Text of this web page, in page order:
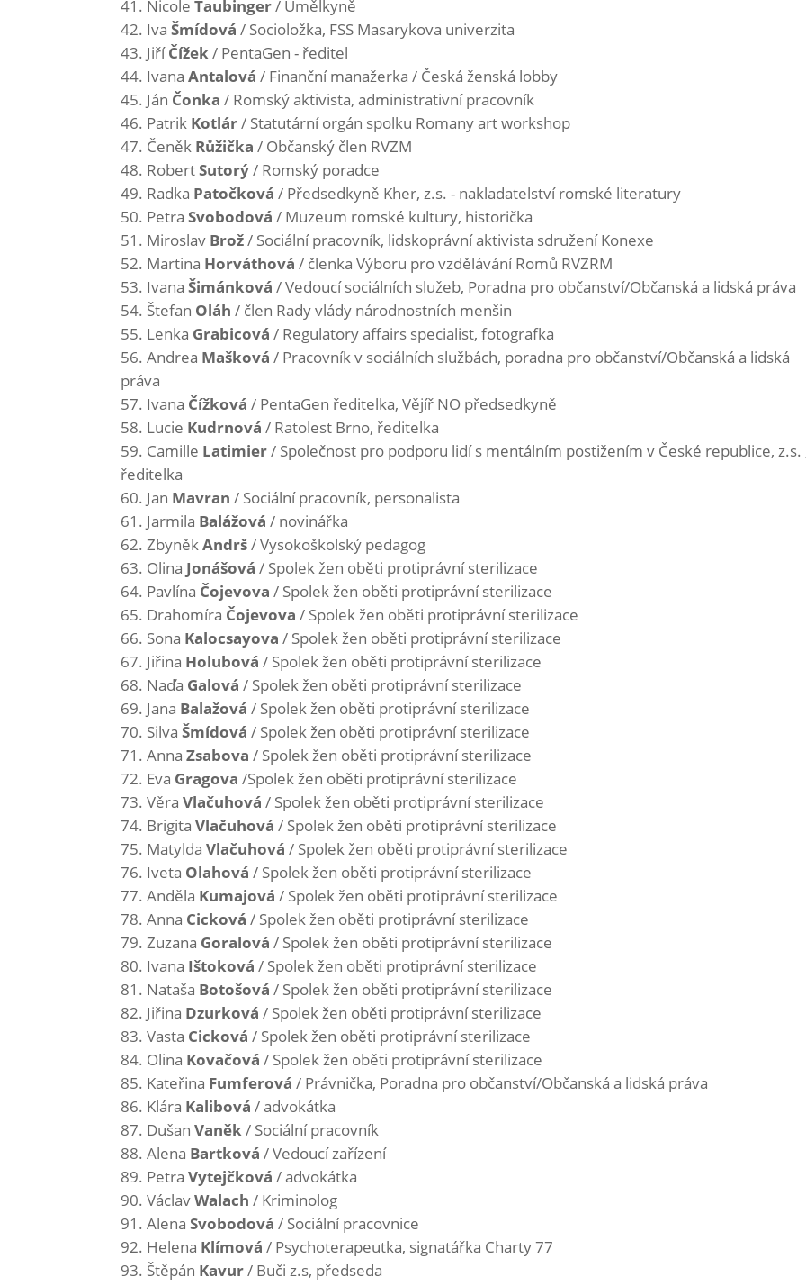
NicoleTaubinger/ Umělkyně
IvaŠmídová / Socioložka, FSS Masarykova univerzita
JiříČížek/ PentaGen - ředitel
IvanaAntalová / Finanční manažerka / Česká ženská lobby
Ján Čonka / Romský aktivista, administrativní pracovník
Patrik Kotlár/ Statutární orgán spolku Romany art workshop
Čeněk Růžička / Občanský člen RVZM
RobertSutorý/ Romský poradce
Radka Patočková / Předsedkyně Kher, z.s. - nakladatelství romské literatury
PetraSvobodová / Muzeum romské kultury, historička
Miroslav Brož/ Sociální pracovník, lidskoprávní aktivista sdružení Konexe
Martina Horváthová / členka Výboru pro vzdělávání Romů RVZRM
IvanaŠimánková / Vedoucí sociálních služeb, Poradna pro občanství/Občanská a lidská práva
Štefan Oláh / člen Rady vlády národnostních menšin
Lenka Grabicová / Regulatory affairs specialist, fotografka
Andrea Mašková / Pracovník v sociálních službách, poradna pro občanství/Občanská a lidská
práva
Ivana Čížková / PentaGen ředitelka, Vějíř NO předsedkyně
Lucie Kudrnová / Ratolest Brno, ředitelka
Camille Latimier/ Společnost pro podporu lidí s mentálním postižením v České republice, z.s.
ředitelka
Jan Mavran / Sociální pracovník, personalista
Jarmila Balážová / novinářka
ZbyněkAndrš/ Vysokoškolský pedagog
Olina Jonášová / Spolek žen oběti protiprávní sterilizace
Pavlína Čojevova / Spolek žen oběti protiprávní sterilizace
Drahomíra Čojevova / Spolek žen oběti protiprávní sterilizace
Sona Kalocsayova / Spolek žen oběti protiprávní sterilizace
Jiřina Holubová / Spolek žen oběti protiprávní sterilizace
Naďa Galová / Spolek žen oběti protiprávní sterilizace
Jana Balažová / Spolek žen oběti protiprávní sterilizace
SilvaŠmídová / Spolek žen oběti protiprávní sterilizace
AnnaZsabova / Spolek žen oběti protiprávní sterilizace
Eva Gragova /Spolek žen oběti protiprávní sterilizace
VěraVlačuhová / Spolek žen oběti protiprávní sterilizace
BrigitaVlačuhová / Spolek žen oběti protiprávní sterilizace
MatyldaVlačuhová / Spolek žen oběti protiprávní sterilizace
Iveta Olahová / Spolek žen oběti protiprávní sterilizace
Anděla Kumajová / Spolek žen oběti protiprávní sterilizace
Anna Cicková / Spolek žen oběti protiprávní sterilizace
Zuzana Goralová / Spolek žen oběti protiprávní sterilizace
Ivana Ištoková / Spolek žen oběti protiprávní sterilizace
Nataša Botošová / Spolek žen oběti protiprávní sterilizace
Jiřina Dzurková / Spolek žen oběti protiprávní sterilizace
Vasta Cicková / Spolek žen oběti protiprávní sterilizace
Olina Kovačová / Spolek žen oběti protiprávní sterilizace
Kateřina Fumferová / Právnička, Poradna pro občanství/Občanská a lidská práva
Klára Kalibová / advokátka
DušanVaněk/ Sociální pracovník
Alena Bartková / Vedoucí zařízení
PetraVytejčková / advokátka
VáclavWalach / Kriminolog
AlenaSvobodová / Sociální pracovnice
Helena Klímová / Psychoterapeutka, signatářka Charty 77
Štěpán Kavur/ Buči z.s, předseda